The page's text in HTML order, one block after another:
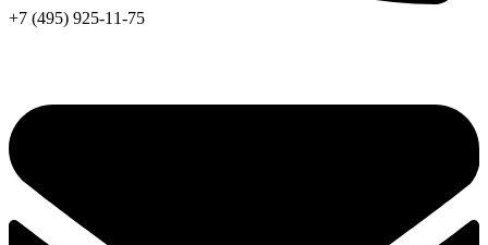
+7 (495) 925-11-75